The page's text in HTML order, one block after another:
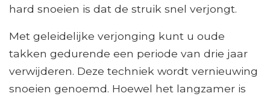
hard snoeien is dat de struik snel verjongt.
Met geleidelijke verjonging kunt u oude
takken gedurende een periode van drie jaar
verwijderen. Deze techniek wordt vernieuwing
snoeien genoemd. Hoewel het langzamer is